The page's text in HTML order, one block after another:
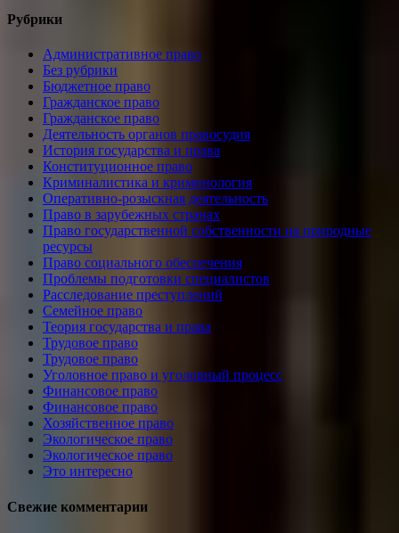
Рубрики
Административное право
Без рубрики
Бюджетное право
Гражданское право
Гражданское право
Деятельность органов правосудия
История государства и права
Конституционное право
Криминалистика и криминология
Оперативно-розыскная деятельность
Право в зарубежных странах
Право государственной собственности на природные
ресурсы
Право социального обеспечения
Проблемы подготовки специалистов
Расследование преступлений
Семейное право
Теория государства и права
Трудовое право
Трудовое право
Уголовное право и уголовный процесс
Финансовое право
Финансовое право
Хозяйственное право
Экологическое право
Экологическое право
Это интересно
Свежие комментарии